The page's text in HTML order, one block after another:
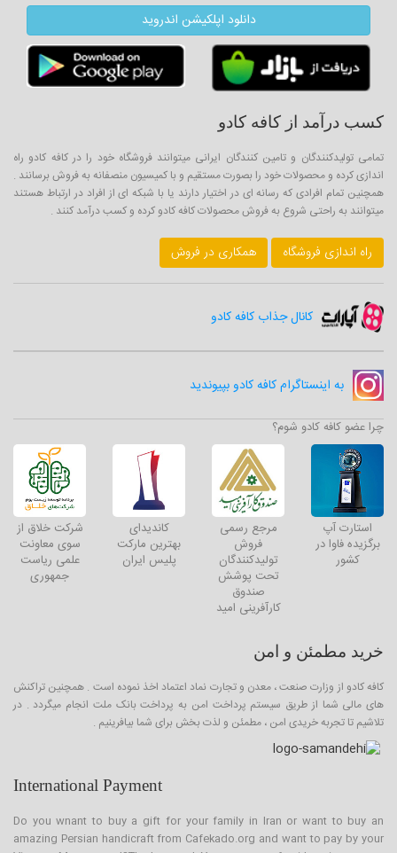
دانلود اپلکیشن اندروید
کسب درآمد از کافه کادو
تمامی تولیدکنندگان و تامین کنندگان ایرانی میتوانند فروشگاه خود را در کافه کادو راه
اندازی کرده و محصولات خود را بصورت مستقیم و با کمیسیون منصفانه به فروش برسانند .
همچنین تمام افرادی که رسانه ای در اختیار دارند یا با شبکه ای از افراد در ارتباط هستند
میتوانند به راحتی شروع به فروش محصولات کافه کادو کرده و کسب درآمد کنند .
راه اندازی فروشگاه همکاری در فروش
به اینستاگرام کافه کادو بپیوندید
کانال جذاب کافه کادو
چرا عضو کافه کادو شوم؟
استارت آپ
برگزیده فاوا در
کشور
مرجع رسمی
فروش
تولیدکنندگان
تحت پوشش
صندوق
کارآفرینی امید
کاندیدای
بهترین مارکت
پلیس ایران
شرکت خلاق از
سوی معاونت
علمی ریاست
جمهوری
خرید مطمئن و امن
کافه کادو از وزارت صنعت ، معدن و تجارت نماد اعتماد اخذ نموده است . همچنین تراکنش
های مالی شما از طریق سیستم پرداخت امن به پرداخت بانک ملت انجام میگردد . در
تلاشیم تا تجربه خریدی امن ، مطمئن و لذت بخش برای شما بیافرینیم .
International Payment
Do you wnant to buy a gift for your family in Iran or want to buy an
amazing Persian handicraft from Cafekado.org and want to pay by your